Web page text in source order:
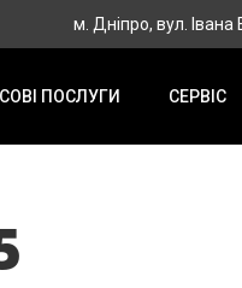
м. Дніпро, вул. Івана
ПОСЛУГИ СЕРВІС